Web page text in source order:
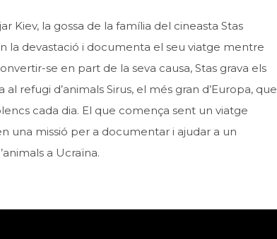
Kiev, la gossa de la família del cineasta Stas
la devastació i documenta el seu viatge mentre
se en part de la seva causa, Stas grava els
refugi d’animals Sirus, el més gran d’Europa, que
cada dia. El que comença sent un viatge
una missió per a documentar i ajudar a un
a Ucraïna.